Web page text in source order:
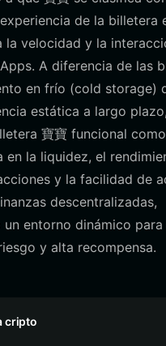
de la billetera
la velocidad y la
A diferencia de las
en frío (cold storage)
estática a largo
寶寶 funcional
en la liquidez, el
y la facilidad de
descentralizadas,
entorno dinámico
y alta recompensa.
cripto